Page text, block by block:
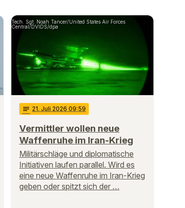
Tech. Sgt. Noah Tancer/United States Air Forces
Central/DVIDS/dpa
notes 21. Juli 2026 09:59
Vermittler wollen neue
Waffenruhe im Iran-Krieg
Militärschläge und diplomatische
Initiativen laufen parallel. Wird es
eine neue Waffenruhe im Iran-Krieg
geben oder spitzt sich der …